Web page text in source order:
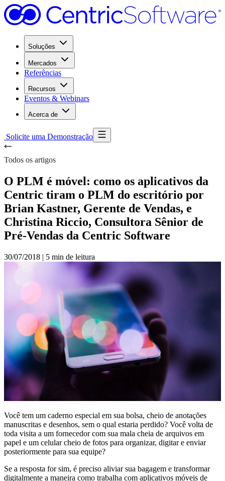
Soluções
Mercados
Referências
Recursos
Eventos & Webinars
Acerca de
Solicite uma Demonstração
Todos os artigos
O PLM é móvel: como os aplicativos da
Centric tiram o PLM do escritório por
Brian Kastner, Gerente de Vendas, e
Christina Riccio, Consultora Sênior de
Pré-Vendas da Centric Software
30/07/2018 | 5 min de leitura
Você tem um caderno especial em sua bolsa, cheio de anotações
manuscritas e desenhos, sem o qual estaria perdido? Você volta de
toda visita a um fornecedor com sua mala cheia de arquivos em
papel e um celular cheio de fotos para organizar, digitar e enviar
posteriormente para sua equipe?
Se a resposta for sim, é preciso aliviar sua bagagem e transformar
digitalmente a maneira como trabalha com aplicativos móveis de